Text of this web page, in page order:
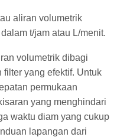
aliran volumetrik
t/jam atau L/menit.
volumetrik dibagi
yang efektif. Untuk
permukaan
yang menghindari
waktu diam yang cukup
lapangan dari